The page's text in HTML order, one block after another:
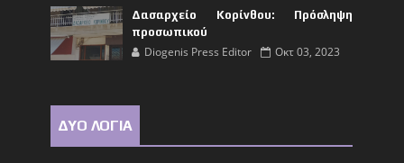
Δασαρχείο Κορίνθου: Πρόσληψη
προσωπικού
Diogenis Press Editor Οκτ 03, 2023
ΔΥΟ ΛΟΓΙΑ